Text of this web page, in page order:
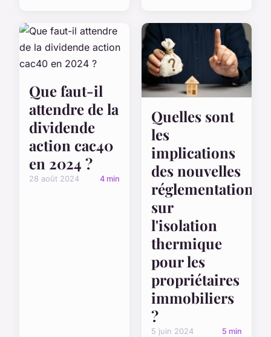
Que faut-il
attendre de la
dividende
action cac40
en 2024 ?
28 août 2024 4 min
Quelles sont
les
implications
des nouvelles
réglementations
sur
l'isolation
thermique
pour les
propriétaires
immobiliers
?
5 juin 2024 5 min